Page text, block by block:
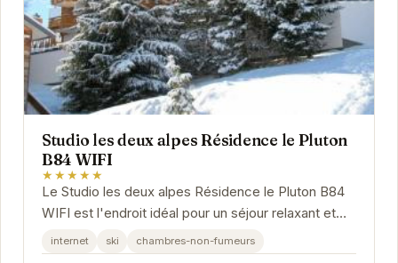
Studio les deux alpes Résidence le Pluton
B84 WIFI
★★★★★
Le Studio les deux alpes Résidence le Pluton B84
WIFI est l'endroit idéal pour un séjour relaxant et
connecté aux Deux Alpes. Proche des pistes...
internet ski chambres-non-fumeurs